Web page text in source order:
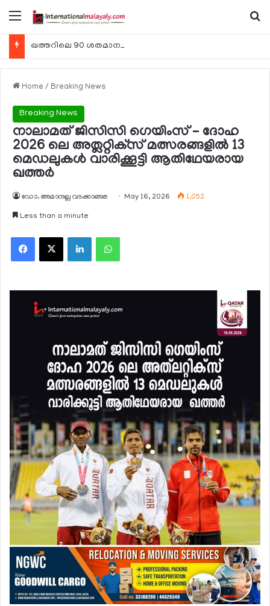
Menu
Home / Breaking News
Breaking News
നാലാമത് ജിസിസി ഗെയിംസ് – ദോഹ
2026 ലെ അത്ലറ്റിക്‌സ് മത്സരങ്ങളില്‍ 13
മെഡലുകള്‍ വാരിക്കൂട്ടി ആതിഥേയരായ
ഖത്തര്‍
ഡോ. അമാനുല്ല വടക്കാങ്ങര May 16, 2026 1,052
Less than a minute
Facebook
X LinkedInWhatsApp